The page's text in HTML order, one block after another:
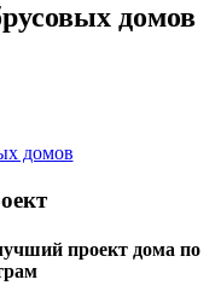
домов
домов
проект дома по